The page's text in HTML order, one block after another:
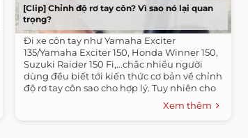
[Clip] Chỉnh độ rơ tay côn? Vì sao nó lại quan
trọng?
Đi xe côn tay như Yamaha Exciter
135/Yamaha Exciter 150, Honda Winner 150,
Suzuki Raider 150 Fi,...chắc nhiều người
dùng đều biết tới kiến thức cơ bản về chỉnh
độ rơ tay côn sao cho hợp lý. Tuy nhiên cho
Xem thêm